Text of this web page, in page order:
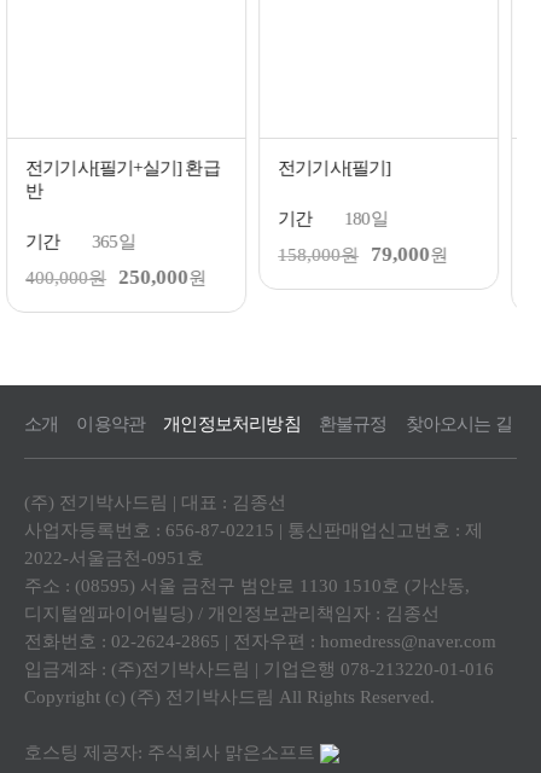
전기기사[필기+실기] 환급
반
기간
365일
400,000원
250,000원
전기기사[필기]
기간
180일
158,000원
79,000원
소개 이용약관 개인정보처리방침 환불규정 찾아오시는 길
(주) 전기박사드림 | 대표 : 김종선
사업자등록번호 : 656-87-02215 | 통신판매업신고번호 : 제
2022-서울금천-0951호
주소 : (08595) 서울 금천구 범안로 1130 1510호 (가산동,
디지털엠파이어빌딩) / 개인정보관리책임자 : 김종선
전화번호 : 02-2624-2865 | 전자우편 : homedress@naver.com
입금계좌 : (주)전기박사드림 | 기업은행 078-213220-01-016
Copyright (c) (주) 전기박사드림 All Rights Reserved.
호스팅 제공자: 주식회사 맑은소프트